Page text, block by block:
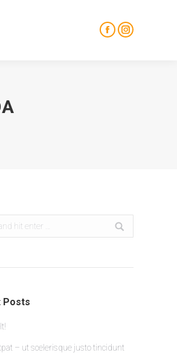
FacebookInstagram
Posts
– ut scelerisque justo tincidunt